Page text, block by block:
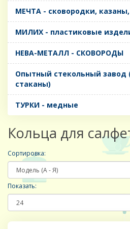
МЕЧТА - сковородки,
МИЛИХ - пластиковые
НЕВА-МЕТАЛЛ - СКОВОРОДЫ
Опытный стекольный завод
стаканы)
ТУРКИ - медные
Кольца для
Сортировка:
Показать: